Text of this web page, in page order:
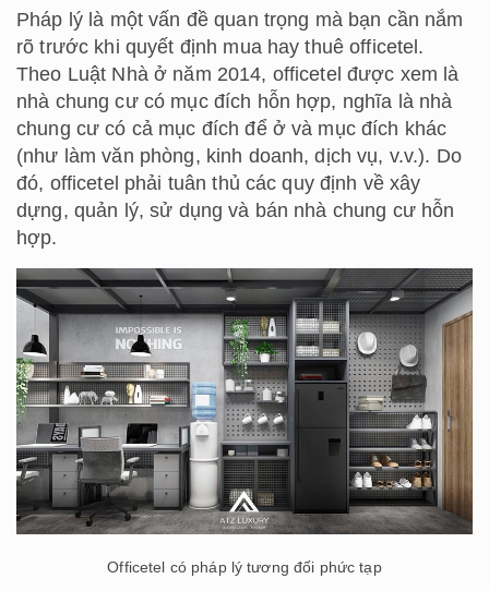
Pháp lý là một vấn đề quan trọng mà bạn cần nắm
rõ trước khi quyết định mua hay thuê officetel.
Theo Luật Nhà ở năm 2014, officetel được xem là
nhà chung cư có mục đích hỗn hợp, nghĩa là nhà
chung cư có cả mục đích để ở và mục đích khác
(như làm văn phòng, kinh doanh, dịch vụ, v.v.). Do
đó, officetel phải tuân thủ các quy định về xây
dựng, quản lý, sử dụng và bán nhà chung cư hỗn
hợp.
Officetel có pháp lý tương đối phức tạp